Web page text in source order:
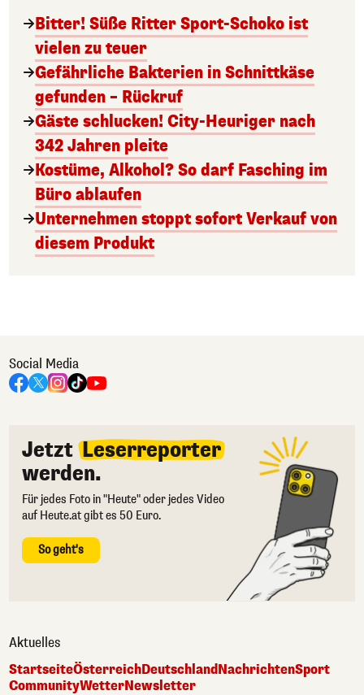
Bitter! Süße Ritter Sport-Schoko ist
vielen zu teuer
Gefährliche Bakterien in Schnittkäse
gefunden – Rückruf
Gäste schlucken! City-Heuriger nach
342 Jahren pleite
Kostüme, Alkohol? So darf Fasching im
Büro ablaufen
Unternehmen stoppt sofort Verkauf von
diesem Produkt
Social Media
Jetzt Leserreporter
werden.
Für jedes Foto in "Heute" oder jedes Video
auf Heute.at gibt es 50 Euro.
So geht's
Aktuelles
StartseiteÖsterreichDeutschlandNachrichtenSport
CommunityWetterNewsletter